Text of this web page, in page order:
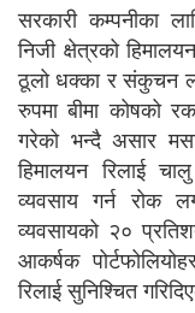
सरकारी कम्पनीका
निजी क्षेत्रको
ठूलो धक्का र संकुचन
रुपमा बीमा कोषको
गरेको भन्दै असार
हिमालयन रिलाई
व्यवसाय गर्न रोक
व्यवसायको २०
आकर्षक
रिलाई सुनिश्चित